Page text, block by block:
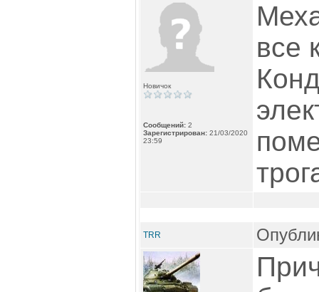
Новичок
Сообщений: 2
Зарегистрирован: 21/03/2020
23:59
все
TRR